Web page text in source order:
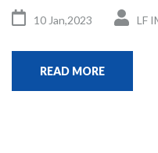
10 Jan,2023 LF
READ MORE